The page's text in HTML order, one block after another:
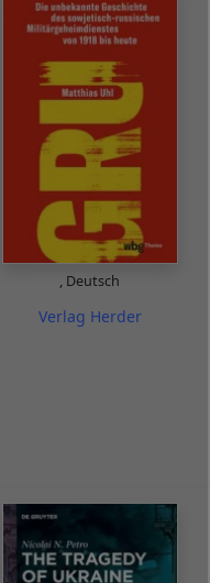
, Deutsch
Verlag Herder